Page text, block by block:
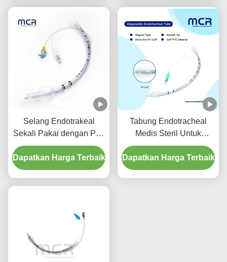
Selang Endotrakeal
Sekali Pakai dengan Port
Suction - PVC
Transparan Bebas DEHP
untuk Jaminan Kualitas
Dapatkan Harga Terbaik
Tabung Endotracheal
Medis Steril Untuk
Semua Ukuran Dengan
CE ISO
Dapatkan Harga Terbaik